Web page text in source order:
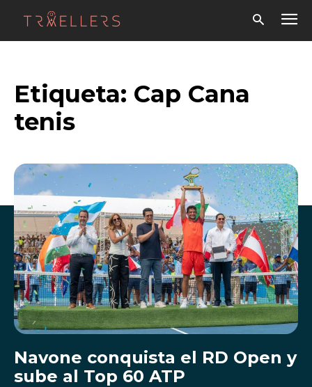
Etiqueta: Cap Cana
tenis
Navone conquista el RD Open y
sube al Top 60 ATP